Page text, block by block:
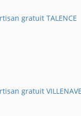
gratuit TALENCE
gratuit